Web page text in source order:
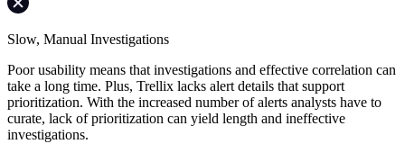
Slow, Manual Investigations
Poor usability means that investigations and effective correlation can
take a long time. Plus, Trellix lacks alert details that support
prioritization. With the increased number of alerts analysts have to
curate, lack of prioritization can yield length and ineffective
investigations.